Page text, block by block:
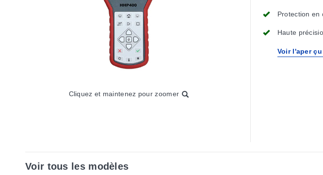
Cliquez et maintenez pour zoomer
Protection en
Haute
Voir l'aper
Voir tous les modèles